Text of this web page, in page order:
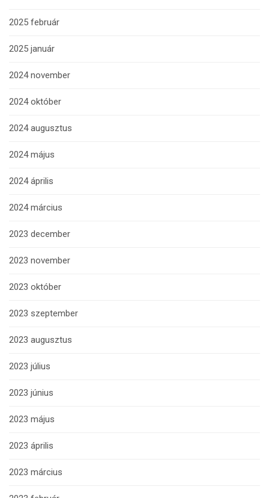
2025 február
2025 január
2024 november
2024 október
2024 augusztus
2024 május
2024 április
2024 március
2023 december
2023 november
2023 október
2023 szeptember
2023 augusztus
2023 július
2023 június
2023 május
2023 április
2023 március